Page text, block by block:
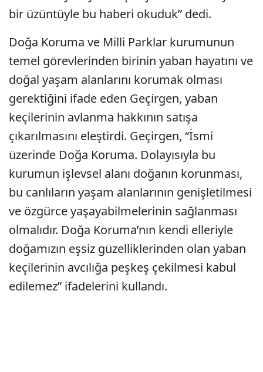
bir üzüntüyle bu haberi okuduk” dedi.
Doğa Koruma ve Milli Parklar kurumunun
temel görevlerinden birinin yaban hayatını ve
doğal yaşam alanlarını korumak olması
gerektiğini ifade eden Geçirgen, yaban
keçilerinin avlanma hakkının satışa
çıkarılmasını eleştirdi. Geçirgen, “İsmi
üzerinde Doğa Koruma. Dolayısıyla bu
kurumun işlevsel alanı doğanın korunması,
bu canlıların yaşam alanlarının genişletilmesi
ve özgürce yaşayabilmelerinin sağlanması
olmalıdır. Doğa Koruma’nın kendi elleriyle
doğamızın eşsiz güzelliklerinden olan yaban
keçilerinin avcılığa peşkeş çekilmesi kabul
edilemez” ifadelerini kullandı.